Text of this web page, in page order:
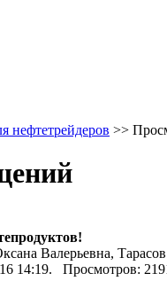
нефтетрейдеров >>
Валерьевна, Тарасов
14:19. Просмотров: